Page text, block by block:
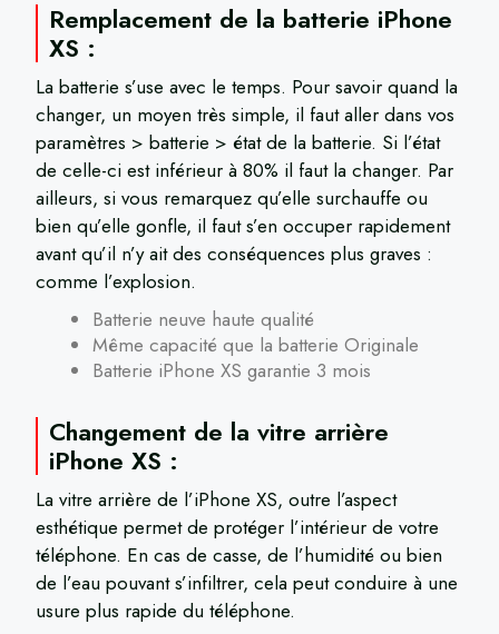
Remplacement de la batterie iPhone
XS :
La batterie s’use avec le temps. Pour savoir quand la
changer, un moyen très simple, il faut aller dans vos
paramètres > batterie > état de la batterie. Si l’état
de celle-ci est inférieur à 80% il faut la changer. Par
ailleurs, si vous remarquez qu’elle surchauffe ou
bien qu’elle gonfle, il faut s’en occuper rapidement
avant qu’il n’y ait des conséquences plus graves :
comme l’explosion.
Batterie neuve haute qualité
Même capacité que la batterie Originale
Batterie iPhone XS garantie 3 mois
Changement de la vitre arrière
iPhone XS :
La vitre arrière de l’iPhone XS, outre l’aspect
esthétique permet de protéger l’intérieur de votre
téléphone. En cas de casse, de l’humidité ou bien
de l’eau pouvant s’infiltrer, cela peut conduire à une
usure plus rapide du téléphone.